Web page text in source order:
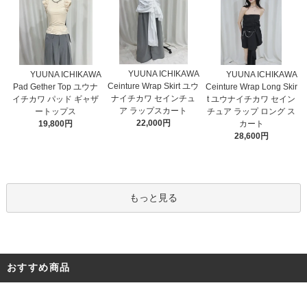
YUUNA ICHIKAWA
Pad Gether Top ユウナ
イチカワ パッド ギャザ
ートップス
19,800円
YUUNA ICHIKAWA
Ceinture Wrap Skirt ユウ
ナイチカワ セインチュ
ア ラップスカート
22,000円
YUUNA ICHIKAWA
Ceinture Wrap Long Skir
t ユウナイチカワ セイン
チュア ラップ ロング ス
カート
28,600円
もっと見る
おすすめ商品